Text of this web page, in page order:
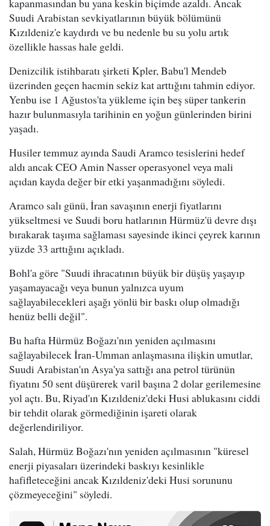
kapanmasından bu yana keskin biçimde azaldı. Ancak
Suudi Arabistan sevkiyatlarının büyük bölümünü
Kızıldeniz'e kaydırdı ve bu nedenle bu su yolu artık
özellikle hassas hale geldi.
Denizcilik istihbaratı şirketi Kpler, Babu'l Mendeb
üzerinden geçen hacmin sekiz kat arttığını tahmin ediyor.
Yenbu ise 1 Ağustos'ta yükleme için beş süper tankerin
hazır bulunmasıyla tarihinin en yoğun günlerinden birini
yaşadı.
Husiler temmuz ayında Saudi Aramco tesislerini hedef
aldı ancak CEO Amin Nasser operasyonel veya mali
açıdan kayda değer bir etki yaşanmadığını söyledi.
Aramco salı günü, İran savaşının enerji fiyatlarını
yükseltmesi ve Suudi boru hatlarının Hürmüz'ü devre dışı
bırakarak taşıma sağlaması sayesinde ikinci çeyrek karının
yüzde 33 arttığını açıkladı.
Bohl'a göre "Suudi ihracatının büyük bir düşüş yaşayıp
yaşamayacağı veya bunun yalnızca uyum
sağlayabilecekleri aşağı yönlü bir baskı olup olmadığı
henüz belli değil".
Bu hafta Hürmüz Boğazı'nın yeniden açılmasını
sağlayabilecek İran-Umman anlaşmasına ilişkin umutlar,
Suudi Arabistan'ın Asya'ya sattığı ana petrol türünün
fiyatını 50 sent düşürerek varil başına 2 dolar gerilemesine
yol açtı. Bu, Riyad'ın Kızıldeniz'deki Husi ablukasını ciddi
bir tehdit olarak görmediğinin işareti olarak
değerlendiriliyor.
Salah, Hürmüz Boğazı'nın yeniden açılmasının "küresel
enerji piyasaları üzerindeki baskıyı kesinlikle
hafifleteceğini ancak Kızıldeniz'deki Husi sorununu
çözmeyeceğini" söyledi.